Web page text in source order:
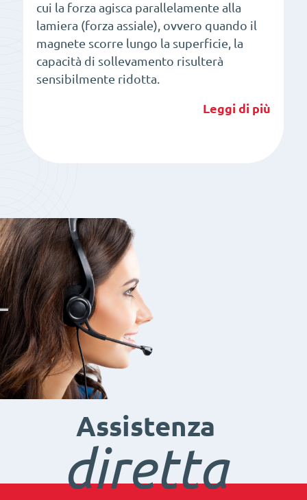
cui la forza agisca parallelamente alla
lamiera (forza assiale), ovvero quando il
magnete scorre lungo la superficie, la
capacità di sollevamento risulterà
sensibilmente ridotta.
Leggi di più
Assistenza
diretta